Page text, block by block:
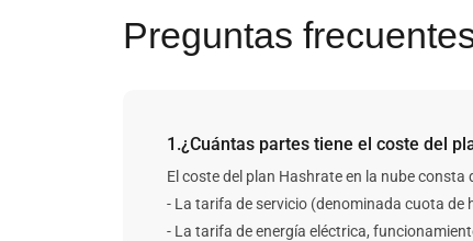
Preguntas
1.¿Cuántas partes tiene el coste del
El coste del plan Hashrate en la nube consta
- La tarifa de servicio (denominada cuota de
- La tarifa de energía eléctrica,